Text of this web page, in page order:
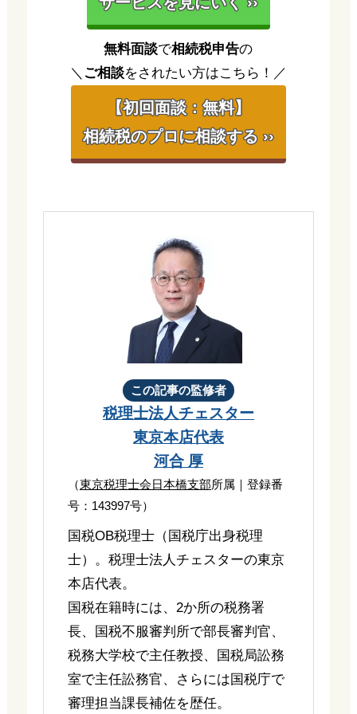
無料面談で相続税申告の
＼ ご相談をされたい方はこちら！／
【初回面談：無料】
相続税のプロに相談する ››
この記事の監修者
税理士法人チェスター
東京本店代表
河合 厚
（東京税理士会日本橋支部所属｜登録番
号：143997号）
国税OB税理士（国税庁出身税理
士）。税理士法人チェスターの東京
本店代表。
国税在籍時には、2か所の税務署
長、国税不服審判所で部長審判官、
税務大学校で主任教授、国税局訟務
室で主任訟務官、さらには国税庁で
審理担当課長補佐を歴任。